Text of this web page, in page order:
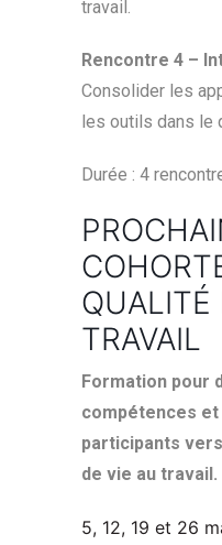
travail.
Rencontre 4 –
Consolider les
les outils dans le
Durée : 4
QUALITÉ
TRAVAIL
Formation pour
compétences
participants
de vie au travail.
5, 12, 19 et 26